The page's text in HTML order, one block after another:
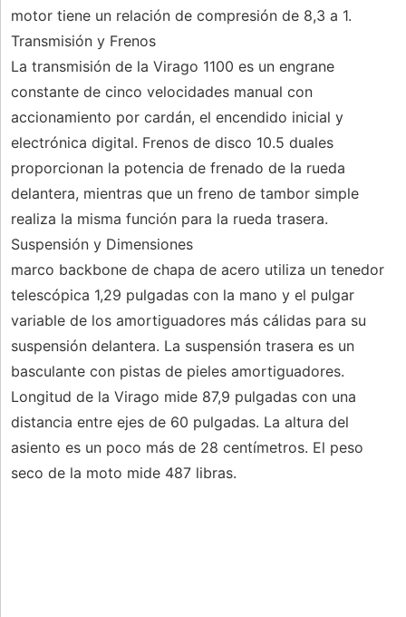
motor tiene un relación de compresión de 8,3 a 1.
Transmisión y Frenos
La transmisión de la Virago 1100 es un engrane
constante de cinco velocidades manual con
accionamiento por cardán, el encendido inicial y
electrónica digital. Frenos de disco 10.5 duales
proporcionan la potencia de frenado de la rueda
delantera, mientras que un freno de tambor simple
realiza la misma función para la rueda trasera.
Suspensión y Dimensiones
marco backbone de chapa de acero utiliza un tenedor
telescópica 1,29 pulgadas con la mano y el pulgar
variable de los amortiguadores más cálidas para su
suspensión delantera. La suspensión trasera es un
basculante con pistas de pieles amortiguadores.
Longitud de la Virago mide 87,9 pulgadas con una
distancia entre ejes de 60 pulgadas. La altura del
asiento es un poco más de 28 centímetros. El peso
seco de la moto mide 487 libras.